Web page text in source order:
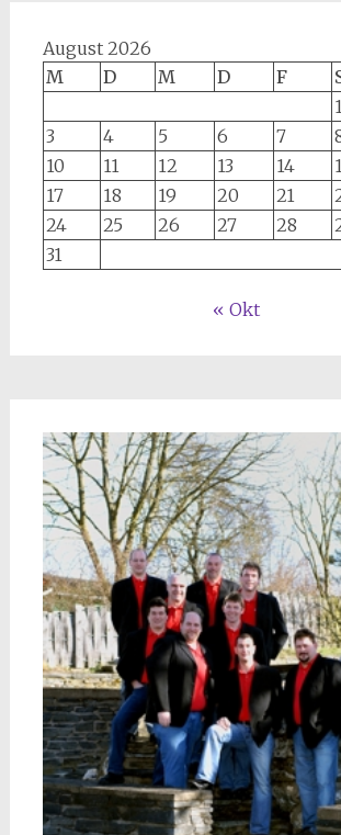
August 2026
M
D M D F
1
3
4 5 6 7
10
11 12 13 14
17
18 19 20 21
24
25 26 27 28
31
« Okt